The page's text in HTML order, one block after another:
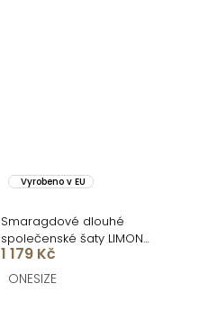
Vyrobeno v EU
Smaragdové dlouhé
společenské šaty LIMONA
s průstřihy
1 179 Kč
ONESIZE